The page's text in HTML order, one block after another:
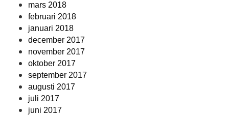
mars 2018
februari 2018
januari 2018
december 2017
november 2017
oktober 2017
september 2017
augusti 2017
juli 2017
juni 2017